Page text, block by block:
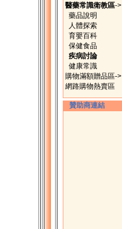
醫藥常識衛教區->
藥品說明
人體探索
育嬰百科
保健食品
疾病討論
健康常識
購物滿額贈品區->
網路購物熱賣區
贊助商連結